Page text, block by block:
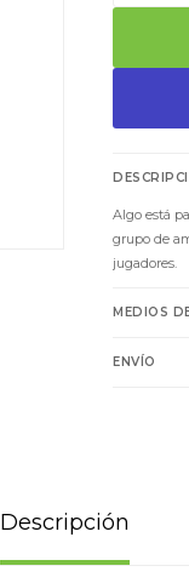
Algo está
grupo de
jugadores.
MEDIOS
ENVÍO
Descripción